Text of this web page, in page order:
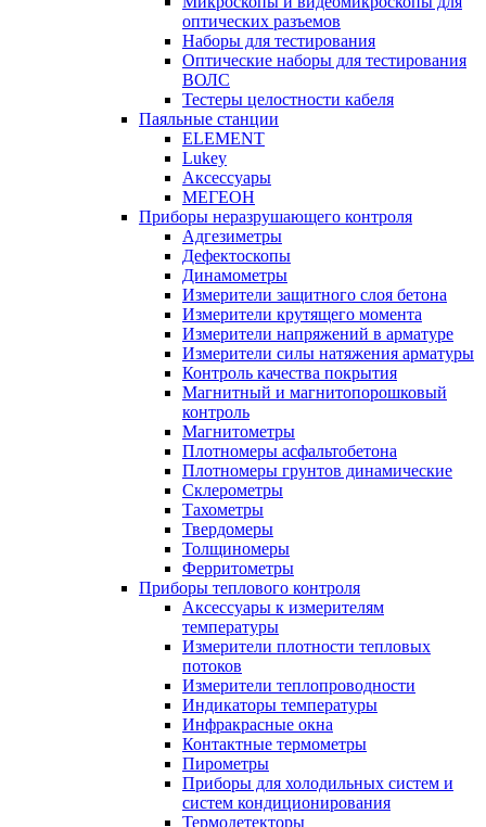
оптических разъемов
Наборы для тестирования
Оптические наборы для тестирования
ВОЛС
Тестеры целостности кабеля
Паяльные станции
ELEMENT
Lukey
Аксессуары
МЕГЕОН
Приборы неразрушающего контроля
Адгезиметры
Дефектоскопы
Динамометры
Измерители защитного слоя бетона
Измерители крутящего момента
Измерители напряжений в арматуре
Измерители силы натяжения арматуры
Контроль качества покрытия
Магнитный и магнитопорошковый
контроль
Магнитометры
Плотномеры асфальтобетона
Плотномеры грунтов динамические
Склерометры
Тахометры
Твердомеры
Толщиномеры
Ферритометры
Приборы теплового контроля
Аксессуары к измерителям
температуры
Измерители плотности тепловых
потоков
Измерители теплопроводности
Индикаторы температуры
Инфракрасные окна
Контактные термометры
Пирометры
Приборы для холодильных систем и
систем кондиционирования
Термодетекторы